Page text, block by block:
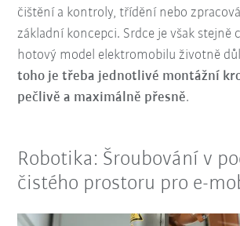
čištění a kontroly, třídění nebo
základní koncepci. Srdce je však stejně
hotový model elektromobilu životně
toho je třeba jednotlivé montážní
pečlivě a maximálně přesně.
Robotika: Šroubování v
čistého prostoru pro e-